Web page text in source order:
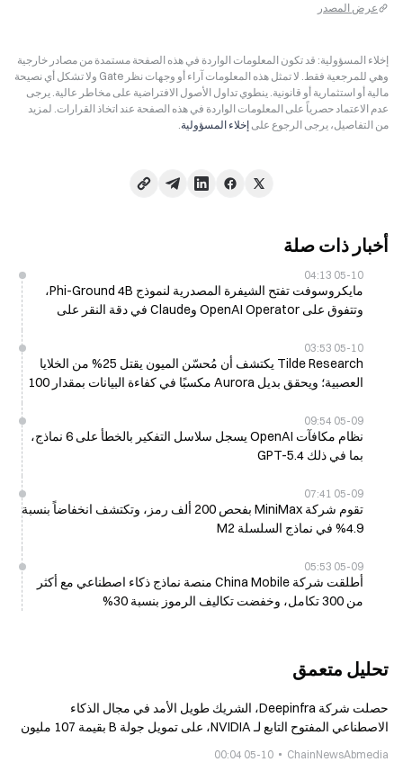
عرض المصدر
إخلاء المسؤولية: قد تكون المعلومات الواردة في هذه الصفحة مستمدة من مصادر خارجية
وهي للمرجعية فقط. لا تمثل هذه المعلومات آراء أو وجهات نظر Gate ولا تشكل أي نصيحة
مالية أو استثمارية أو قانونية. ينطوي تداول الأصول الافتراضية على مخاطر عالية. يرجى
عدم الاعتماد حصرياً على المعلومات الواردة في هذه الصفحة عند اتخاذ القرارات. لمزيد
من التفاصيل، يرجى الرجوع على إخلاء المسؤولية.
أخبار ذات صلة
05-10 04:13
مايكروسوفت تفتح الشيفرة المصدرية لنموذج Phi-Ground 4B،
وتتفوق على OpenAI Operator وClaude في دقة النقر على
05-10 03:53
Tilde Research يكتشف أن مُحسّن الميون يقتل 25% من الخلايا
العصبية؛ ويحقق بديل Aurora مكسبًا في كفاءة البيانات بمقدار 100
05-09 09:54
نظام مكافآت OpenAI يسجل سلاسل التفكير بالخطأ على 6 نماذج،
بما في ذلك GPT-5.4
05-09 07:41
تقوم شركة MiniMax بفحص 200 ألف رمز، وتكتشف انخفاضاً بنسبة
4.9% في نماذج السلسلة M2
05-09 05:53
أطلقت شركة China Mobile منصة نماذج ذكاء اصطناعي مع أكثر
من 300 تكامل، وخفضت تكاليف الرموز بنسبة 30%
تحليل متعمق
حصلت شركة Deepinfra، الشريك طويل الأمد في مجال الذكاء
الاصطناعي المفتوح التابع لـ NVIDIA، على تمويل جولة B بقيمة 107 مليون
ChainNewsAbmedia
05-10 00:04